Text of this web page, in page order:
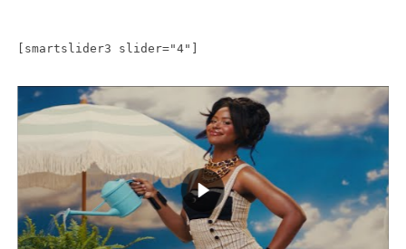
[smartslider3 slider="4"]